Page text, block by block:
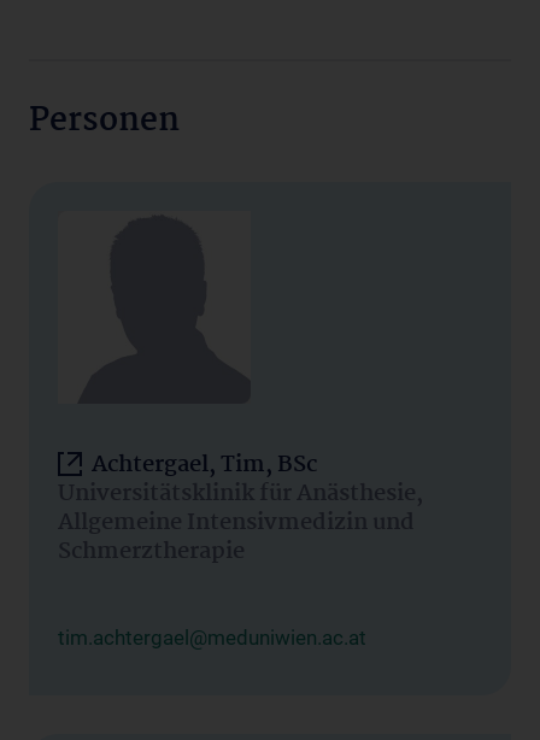
Personen
Achtergael, Tim, BSc
Universitätsklinik für Anästhesie,
Allgemeine Intensivmedizin und
Schmerztherapie
tim.achtergael@meduniwien.ac.at